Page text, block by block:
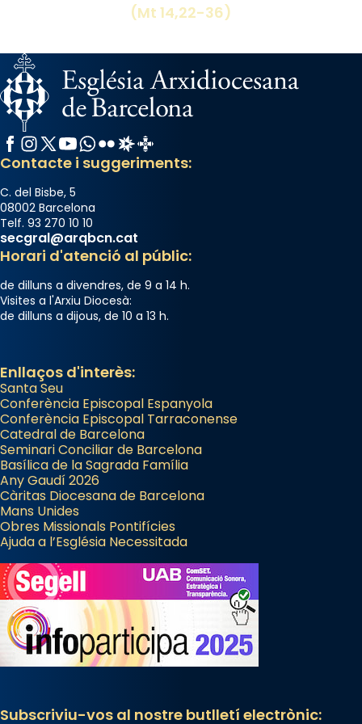
(Mt 14,22-36)
Facebook
Instagram
X / Twitter
YouTube
WhatsApp
FlickrRadio Estel
Catalunya Cristiana
Contacte i suggeriments:
C. del Bisbe, 5
08002 Barcelona
Telf. 93 270 10 10
secgral@arqbcn.cat
Horari d'atenció al públic:
de dilluns a divendres, de 9 a 14 h.
Visites a l'Arxiu Diocesà:
de dilluns a dijous, de 10 a 13 h.
Enllaços d'interès:
Santa Seu
Conferència Episcopal Espanyola
Conferència Episcopal Tarraconense
Catedral de Barcelona
Seminari Conciliar de Barcelona
Basílica de la Sagrada Família
Any Gaudí 2026
Càritas Diocesana de Barcelona
Mans Unides
Obres Missionals Pontifícies
Ajuda a l’Església Necessitada
Subscriviu-vos al nostre butlletí electrònic: